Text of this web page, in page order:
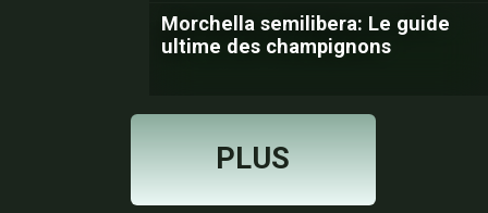
Morchella semilibera: Le guide
ultime des champignons
PLUS